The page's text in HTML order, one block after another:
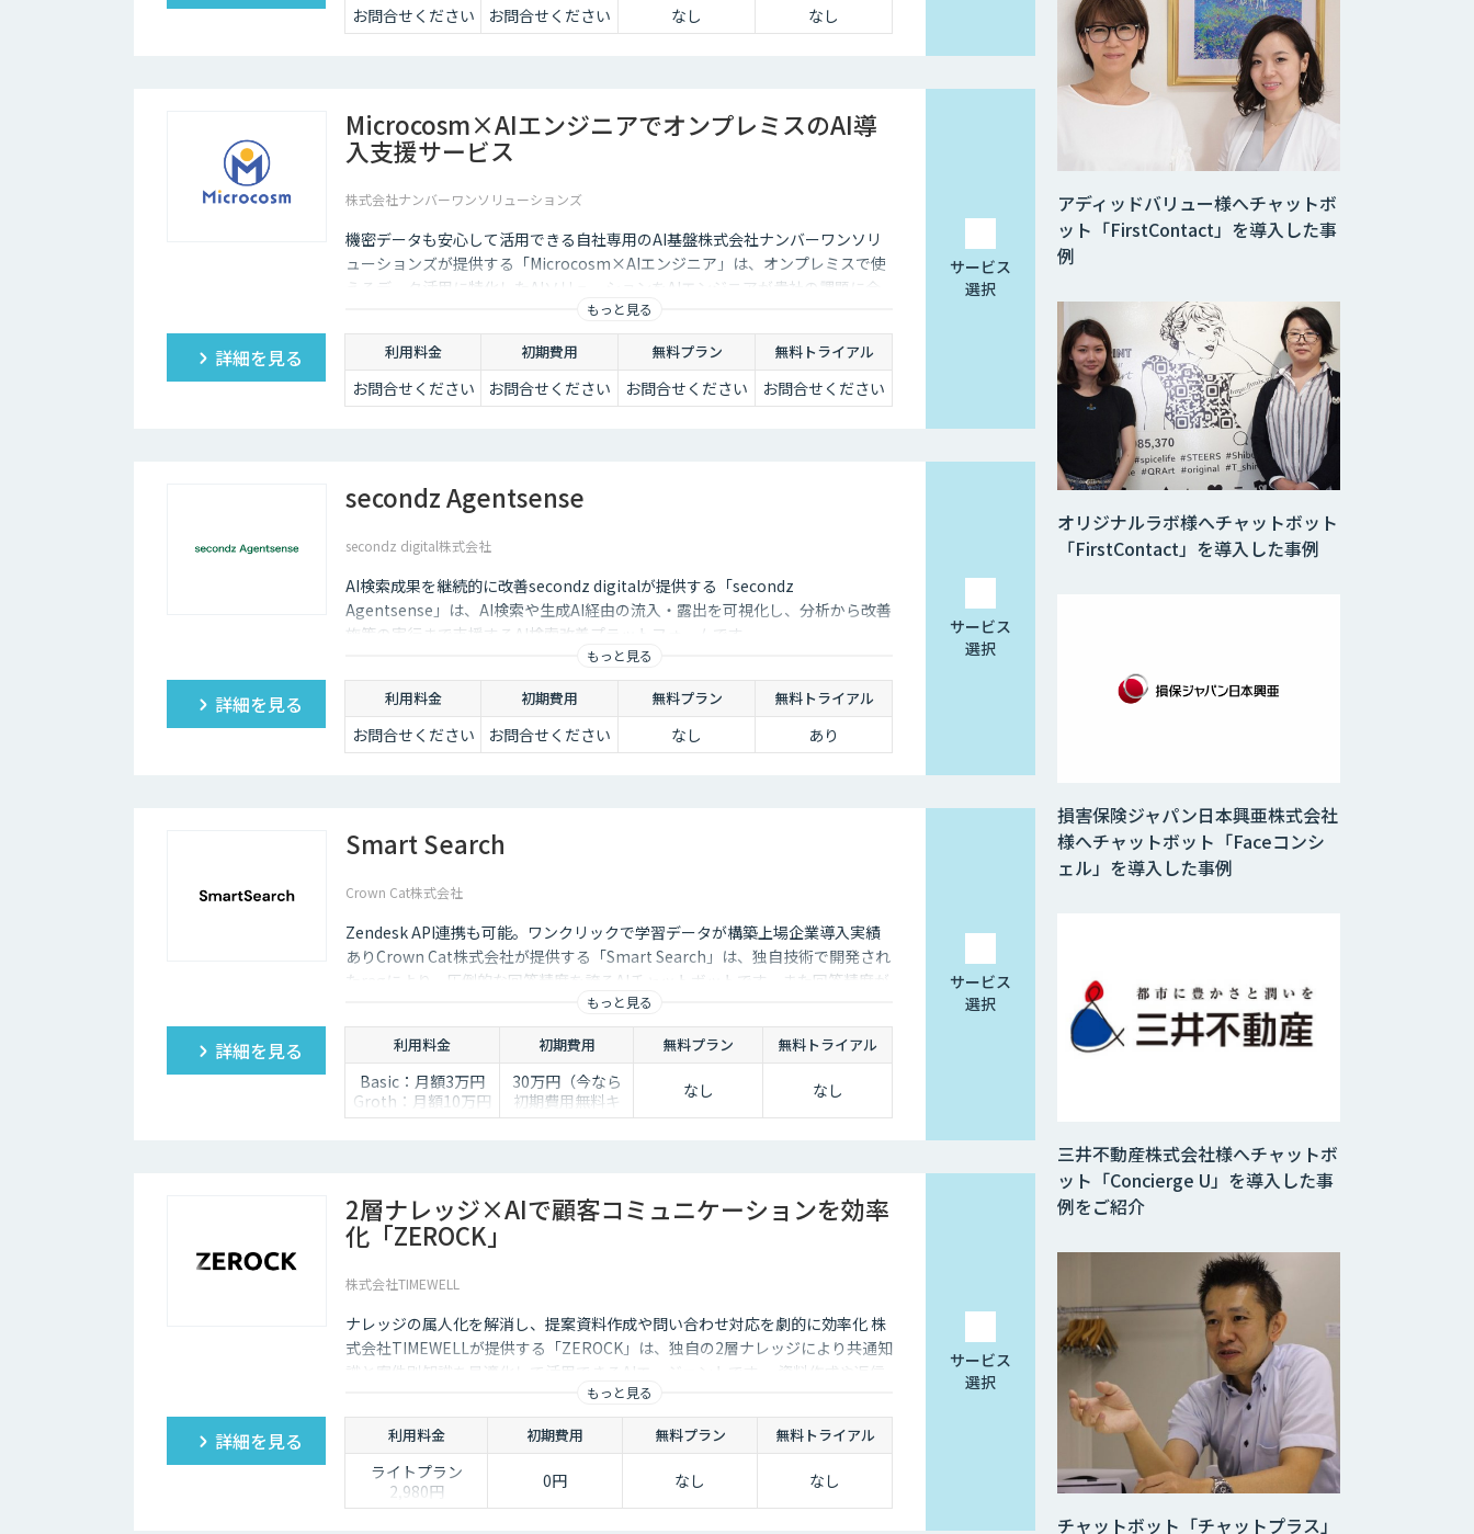
お問合せください お問合せください なし なし
Microcosm×AIエンジニアでオンプレミスのAI導
入支援サービス
株式会社ナンバーワンソリューションズ
機密データも安心して活用できる自社専用のAI基盤株式会社ナンバーワンソリ
ューションズが提供する「Microcosm×AIエンジニア」は、オンプレミスで使
えるデータ活用に特化したAIソリューションをAIエンジニアが貴社の課題に合
わせてカスタマイズするサービスです。社内に眠るデータを「会社の資産」と
して生まれ変わらせることができます。
もっと見る
詳細を見る 利用料金 初期費用 無料プラン 無料トライアル
お問合せください お問合せください お問合せください お問合せください
サービス
選択
secondz Agentsense
secondz digital株式会社
AI検索成果を継続的に改善secondz digitalが提供する「secondz
Agentsense」は、AI検索や生成AI経由の流入・露出を可視化し、分析から改善
施策の実行まで支援するAI検索改善プラットフォームです。
もっと見る
詳細を見る 利用料金 初期費用 無料プラン 無料トライアル
お問合せください お問合せください なし あり
サービス
選択
Smart Search
Crown Cat株式会社
Zendesk API連携も可能。ワンクリックで学習データが構築上場企業導入実績
ありCrown Cat株式会社が提供する「Smart Search」は、独自技術で開発され
たragにより、圧倒的な回答精度を誇るAIチャットボットです。また回答精度が
悪い時は管理画面から簡単にご自身でチューニングができる、簡単でかつ高精
度な特徴があります。
もっと見る
詳細を見る 利用料金 初期費用 無料プラン 無料トライアル
Basic：月額3万円
Groth：月額10万円
Enterprise：月額20
額 ３０日間限定
30万円（今なら
初期費用無料キ
ャンペーン中）
なし なし
サービス
選択
2層ナレッジ×AIで顧客コミュニケーションを効率
化「ZEROCK」
株式会社TIMEWELL
ナレッジの属人化を解消し、提案資料作成や問い合わせ対応を劇的に効率化 株
式会社TIMEWELLが提供する「ZEROCK」は、独自の2層ナレッジにより共通知
識と案件別知識を最適化して活用できるAIエージェントです 。資料作成や返信
工数を最大80%削減し、商談獲得までを自動化します。
もっと見る
詳細を見る 利用料金 初期費用 無料プラン 無料トライアル
ライトプラン
2,980円
「まずは個人でAI
0円 なし なし
サービス
選択
損害保険ジャパン日本興亜株式会社
様へチャットボット「Faceコンシ
ェル」を導入した事例
オリジナルラボ様へチャットボット
「FirstContact」を導入した事例
アディッドバリュー様へチャットボ
ット「FirstContact」を導入した事
例
チャットボット「チャットプラス」
三井不動産株式会社様へチャットボ
ット「Concierge U」を導入した事
例をご紹介